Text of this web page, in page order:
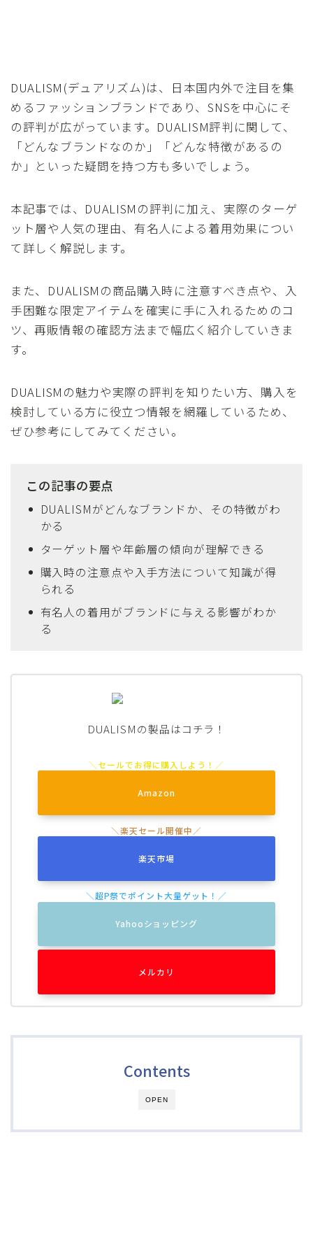
DUALISM(デュアリズム)は、日本国内外で注目を集
めるファッションブランドであり、SNSを中心にそ
の評判が広がっています。DUALISM評判に関して、
「どんなブランドなのか」「どんな特徴があるの
か」といった疑問を持つ方も多いでしょう。
本記事では、DUALISMの評判に加え、実際のターゲ
ット層や人気の理由、有名人による着用効果につい
て詳しく解説します。
また、DUALISMの商品購入時に注意すべき点や、入
手困難な限定アイテムを確実に手に入れるためのコ
ツ、再販情報の確認方法まで幅広く紹介していきま
す。
DUALISMの魅力や実際の評判を知りたい方、購入を
検討している方に役立つ情報を網羅しているため、
ぜひ参考にしてみてください。
この記事の要点
DUALISMがどんなブランドか、その特徴がわ
かる
ターゲット層や年齢層の傾向が理解できる
購入時の注意点や入手方法について知識が得
られる
有名人の着用がブランドに与える影響がわか
る
DUALISMの製品はコチラ！
Amazon
楽天市場
Yahooショッピング
メルカリ
OPEN
Contents